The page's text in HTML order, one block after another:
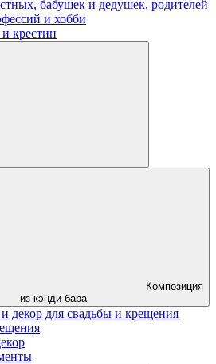
бабушек и дедушек, родителей
и хобби
крестин
Композиция
из кэнди-бара
декор для свадьбы и крещения